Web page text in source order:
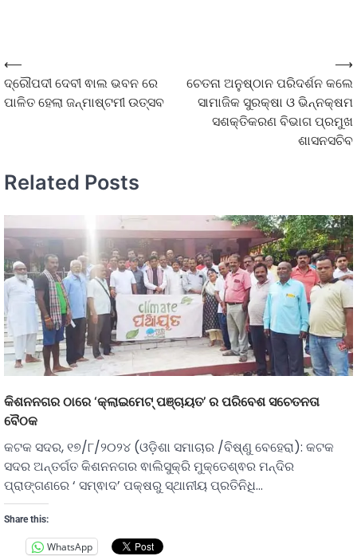
⟵
ଦ୍ରୌପଦୀ ଦେବୀ ଵାଲ ଭବନ ରେ
ପାଳିତ ହେଲା ଜନ୍ମାଷ୍ଟମୀ ଉତ୍ସବ
ଚେତନା ଅନୁଷ୍ଠାନ ପରିଦର୍ଶନ କଲେ
ସାମାଜିକ ସୁରକ୍ଷା ଓ ଭିନ୍ନକ୍ଷମ
ସଶକ୍ତିକରଣ ବିଭାଗ ପ୍ରମୁଖ
ଶାସନସଚିବ
⟶
Related Posts
କିଶନନଗର ଠାରେ ‘କ୍ଲାଇମେଟ୍ ପଞ୍ଚାୟତ’ ର ପରିବେଶ ସଚେତନତା
ବୈଠକ
କଟକ ସଦର, ୧୭/୮/୨୦୨୪ (ଓଡ଼ିଶା ସମାଚାର /ବିଷ୍ଣୁ ବେହେରା): କଟକ
ସଦର ଅନ୍ତର୍ଗତ କିଶନନଗର ଵାଲିସୁକ୍ରି ମୁକ୍ତେଶ୍ଵର ମନ୍ଦିର
ପ୍ରାଙ୍ଗଣରେ ‘ ସମ୍ଵାଦ’ ପକ୍ଷରୁ ସ୍ଥାନୀୟ ପ୍ରତିନିଧି…
Share this:
WhatsApp